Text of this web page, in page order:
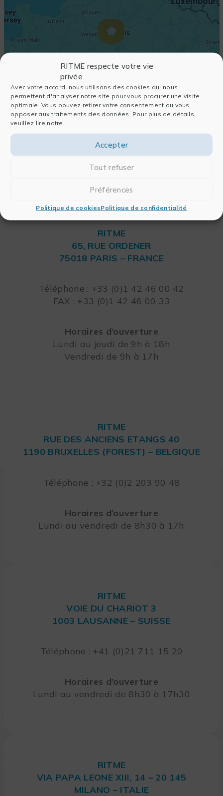
RITME respecte votre vie
privée
Avec votre accord, nous utilisons des cookies qui nous
permettent d'analyser notre site pour vous procurer une visite
optimale. Vous pouvez retirer votre consentement ou vous
opposer aux traitements des données. Pour plus de détails,
veuillez lire notre
Accepter
Tout refuser
Préférences
Politique de cookiesPolitique de confidentialité
RITME
65, RUE ORDENER
75018 PARIS – FRANCE
Téléphone : +33 (0)1 42 46 00 42
FAX : +33 (0)1 42 46 00 33
Horaires d’ouverture
Lundi au jeudi de 9h à 18h
Vendredi de 9h à 17h
RITME
RUE DES ANCIENS ETANGS 40
1190 BRUXELLES (FOREST) – BELGIQUE
Téléphone : +32 (0)2 203 90 48
Horaires d’ouverture
Lundi au vendredi de 8h30 à 17h
RITME
VOIE DU CHARIOT 3
1003 LAUSANNE – SUISSE
Téléphone : +41 (0)21 711 15 20
Horaires d’ouverture
Lundi au vendredi de 8h30 à 17h30
RITME
VIA PAPA LEONE XIII, 14 – 20 145
MILANO – ITALIE